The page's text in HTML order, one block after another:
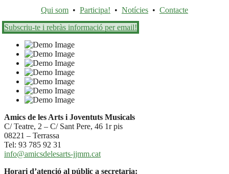
Qui som • Participa! • Notícies • Contacte
Subscriu-te i rebràs informació per email!
Amics de les Arts i Joventuts Musicals
C/ Teatre, 2 – C/ Sant Pere, 46 1r pis
08221 – Terrassa
Tel: 93 785 92 31
info@amicsdelesarts-jjmm.cat
Horari d’atenció al públic a secretaria: